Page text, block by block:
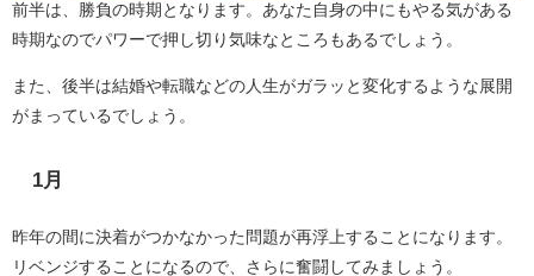
前半は、勝負の時期となります。あなた自身の中にもやる気がある
時期なのでパワーで押し切り気味なところもあるでしょう。
また、後半は結婚や転職などの人生がガラッと変化するような展開
がまっているでしょう。
1月
昨年の間に決着がつかなかった問題が再浮上することになります。
リベンジすることになるので、さらに奮闘してみましょう。